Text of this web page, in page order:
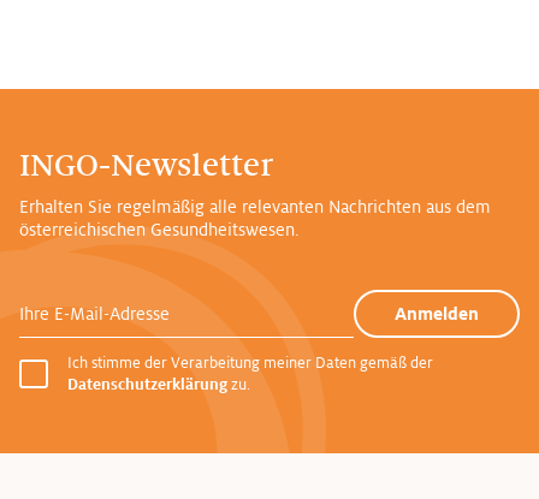
INGO-Newsletter
Erhalten Sie regelmäßig alle relevanten Nachrichten aus dem
österreichischen Gesundheitswesen.
Ihre E-Mail-Adresse
Anmelden
Ich stimme der Verarbeitung meiner Daten gemäß der
Datenschutzerklärung zu.